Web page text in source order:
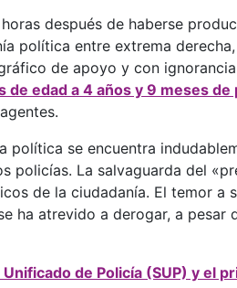
después de haberse
política entre extrema
de apoyo y con
de edad a 4 años y 9 meses de
se encuentra
policías. La salvaguarda del
de la ciudadanía. El temor a
ha atrevido a derogar, a
de Policía (SUP) y el